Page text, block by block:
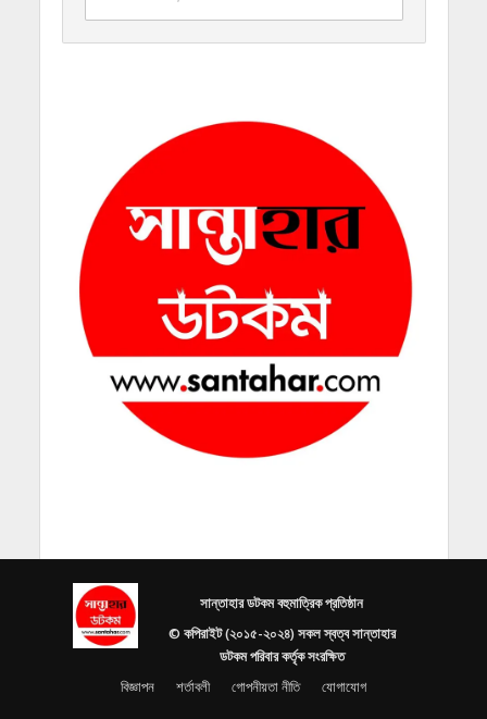
সান্তাহার ডটকম বহুমাত্রিক প্রতিষ্ঠান
© কপিরাইট (২০১৫-২০২৪) সকল স্বত্ব সান্তাহার
ডটকম পরিবার কর্তৃক সংরক্ষিত
বিজ্ঞাপন
শর্তাবলী গোপনীয়তা নীতি যোগাযোগ